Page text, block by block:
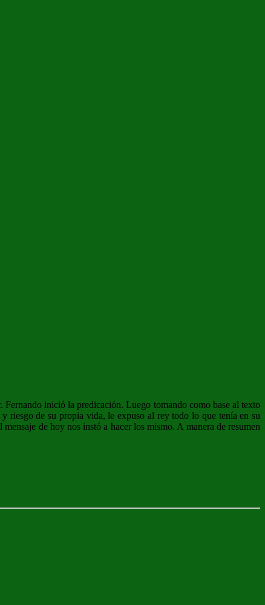
inició la predicación. Luego tomando como base al texto
riesgo de su propia vida, le expuso al rey todo lo que tenía en su
de hoy nos instó a hacer los mismo. A manera de resumen